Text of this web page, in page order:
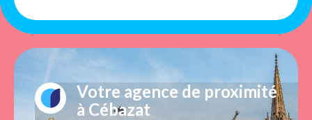
Votre agence de proximité
à Cébazat